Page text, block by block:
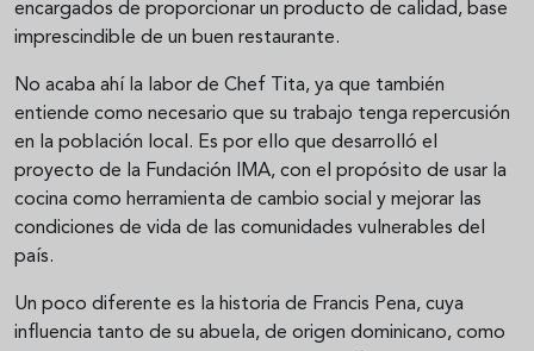
encargados de proporcionar un producto de calidad, base
imprescindible de un buen restaurante.
No acaba ahí la labor de Chef Tita, ya que también
entiende como necesario que su trabajo tenga repercusión
en la población local. Es por ello que desarrolló el
proyecto de la Fundación IMA, con el propósito de usar la
cocina como herramienta de cambio social y mejorar las
condiciones de vida de las comunidades vulnerables del
país.
Un poco diferente es la historia de Francis Pena, cuya
influencia tanto de su abuela, de origen dominicano, como